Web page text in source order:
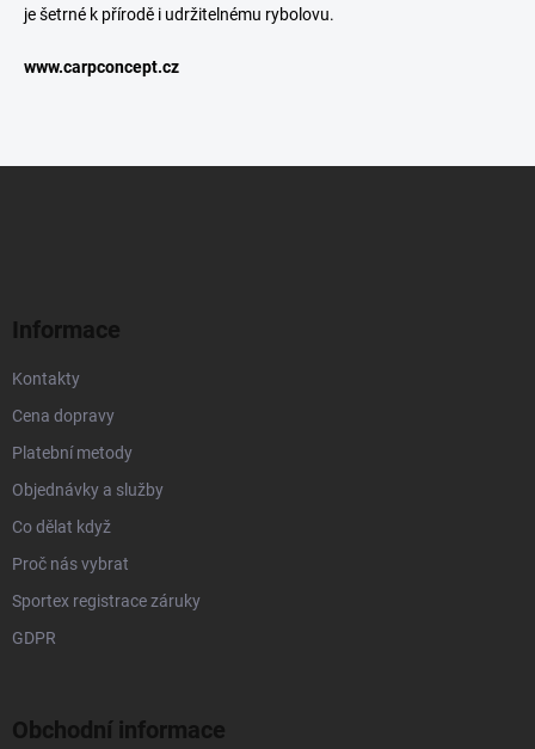
p
ý
je šetrné k přírodě i udržitelnému rybolovu.
www.carpconcept.cz
Informace
Kontakty
Cena dopravy
Platební metody
Objednávky a služby
Co dělat když
Proč nás vybrat
Sportex registrace záruky
GDPR
Obchodní informace